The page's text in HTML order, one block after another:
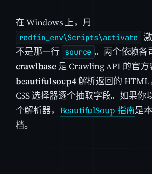
在 Windows 上，用
redfin_env\Scripts\activate
不是那一行 source 。两个依赖各
crawlbase 是 Crawling API 的官方
beautifulsoup4解析返回的 HTML
CSS 选择器逐个抽取字段。如果你
个解析器， BeautifulSoup 指南是
档。